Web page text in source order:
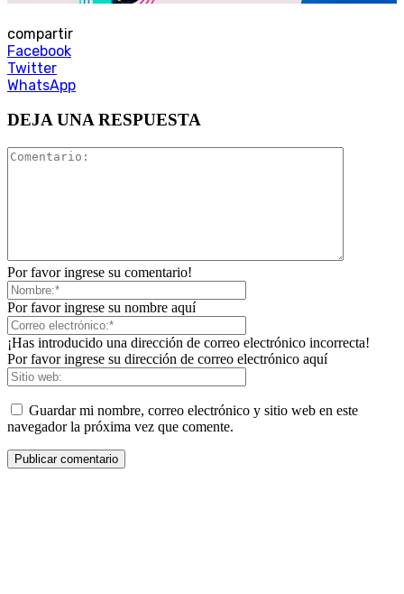
compartir
Facebook
Twitter
WhatsApp
DEJA UNA RESPUESTA
Por favor ingrese su comentario!
Por favor ingrese su nombre aquí
¡Has introducido una dirección de correo electrónico incorrecta!
Por favor ingrese su dirección de correo electrónico aquí
Guardar mi nombre, correo electrónico y sitio web en este
navegador la próxima vez que comente.